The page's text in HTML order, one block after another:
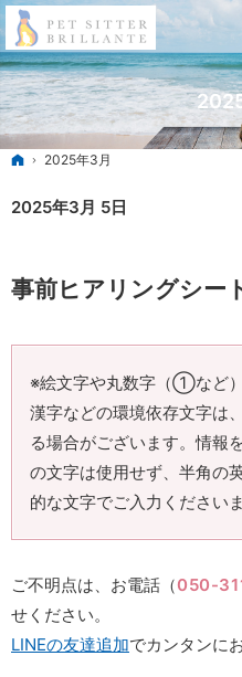
ホーム
2025年3月
2025年3月 5日
事前ヒアリングシー
※絵文字や丸数字（①など
漢字などの環境依存文字は
る場合がございます。情報
の文字は使用せず、半角の
的な文字でご入力ください
ご不明点は、お電話（050-
せください。
LINEの友達追加でカンタンに